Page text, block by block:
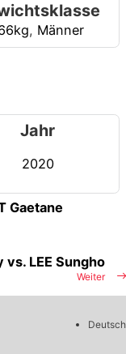
, Männer
Jahr
2020
Gaetane
Weiter
vs. LEE Sungho
Deutsch